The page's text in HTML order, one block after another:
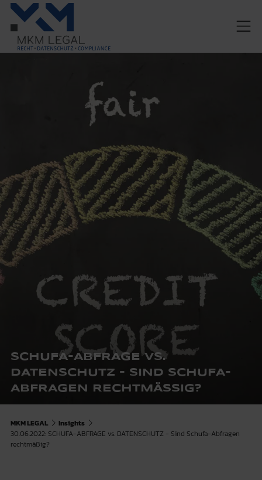
SCHUFA-ABFRAGE VS.
DATENSCHUTZ - SIND SCHUFA-
ABFRAGEN RECHTMÄSSIG?
MKM LEGAL
Insights
30.06.2022: SCHUFA-ABFRAGE vs. DATENSCHUTZ - Sind Schufa-Abfragen
rechtmäßig?